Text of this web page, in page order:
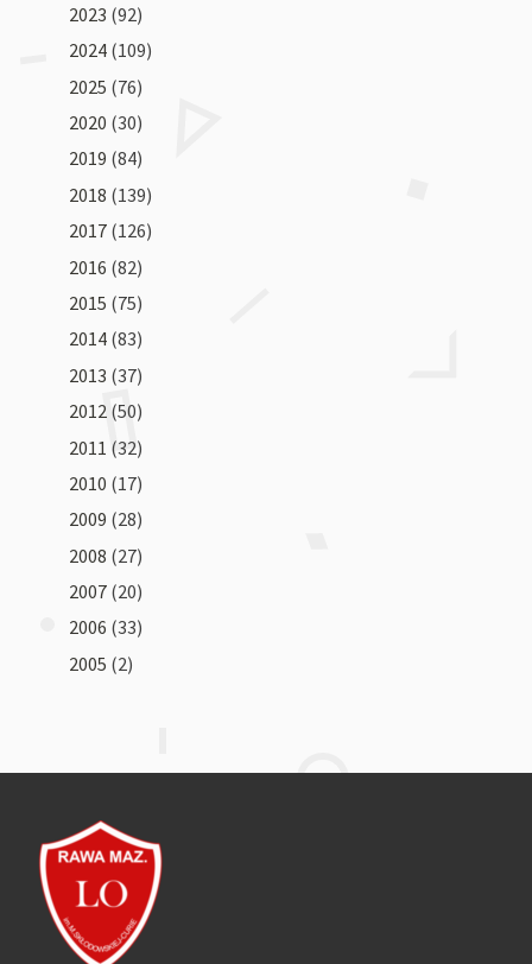
2023 (92)
2024 (109)
2025 (76)
2020 (30)
2019 (84)
2018 (139)
2017 (126)
2016 (82)
2015 (75)
2014 (83)
2013 (37)
2012 (50)
2011 (32)
2010 (17)
2009 (28)
2008 (27)
2007 (20)
2006 (33)
2005 (2)